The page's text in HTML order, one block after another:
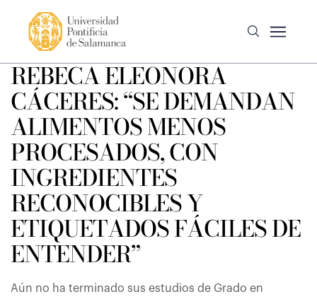
REBECA ELEONORA
CÁCERES: “SE DEMANDAN
ALIMENTOS MENOS
PROCESADOS, CON
INGREDIENTES
RECONOCIBLES Y
ETIQUETADOS FÁCILES DE
ENTENDER”
Aún no ha terminado sus estudios de Grado en